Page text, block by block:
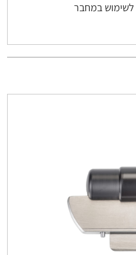
לשימוש במחבר